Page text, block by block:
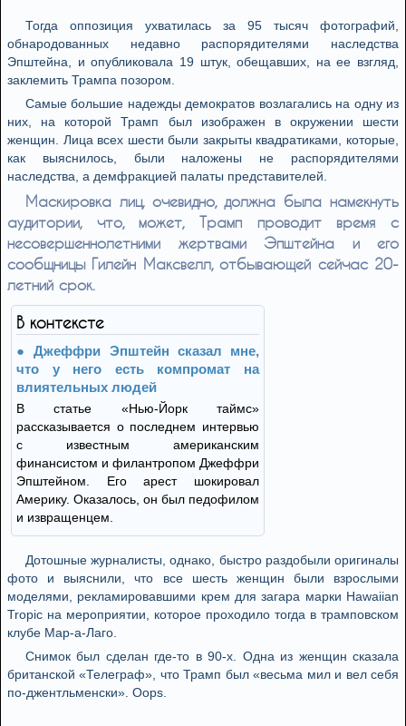
Тогда оппозиция ухватилась за 95 тысяч фотографий,
обнародованных недавно распорядителями наследства
Эпштейна, и опубликовала 19 штук, обещавших, на ее взгляд,
заклемить Трампа позором.
Самые большие надежды демократов возлагались на одну из
них, на которой Трамп был изображен в окружении шести
женщин. Лица всех шести были закрыты квадратиками, которые,
как выяснилось, были наложены не распорядителями
наследства, а демфракцией палаты представителей.
Маскировка лиц, очевидно, должна была намекнуть
аудитории, что, может, Трамп проводит время с
несовершеннолетними жертвами Эпштейна и его
сообщницы Гилейн Максвелл, отбывающей сейчас 20-
летний срок.
В контексте
Джеффри Эпштейн сказал мне,
что у него есть компромат на
влиятельных людей
В статье «Нью-Йорк таймс»
рассказывается о последнем интервью
с известным американским
финансистом и филантропом Джеффри
Эпштейном. Его арест шокировал
Америку. Оказалось, он был педофилом
и извращенцем.
Дотошные журналисты, однако, быстро раздобыли оригиналы
фото и выяснили, что все шесть женщин были взрослыми
моделями, рекламировавшими крем для загара марки Hawaiian
Tropic на мероприятии, которое проходило тогда в трамповском
клубе Мар-а-Лаго.
Снимок был сделан где-то в 90-х. Одна из женщин сказала
британской «Телеграф», что Трамп был «весьма мил и вел себя
по-джентльменски». Оops.